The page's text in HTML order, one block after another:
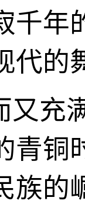
千年
代的
又充
青铜
族的